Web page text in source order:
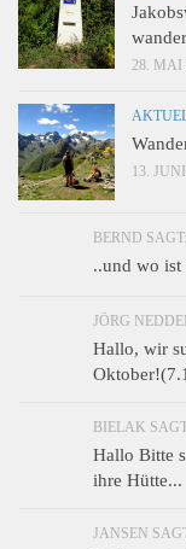
28. MAI
13.
BERND SAGT:
..und wo ist
JÖRG
Hallo, wir
BIELAK
Hallo Bitte
ihre Hütte...
JANSEN